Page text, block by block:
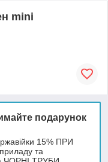
mini
подарунок
15% ПРИ
та